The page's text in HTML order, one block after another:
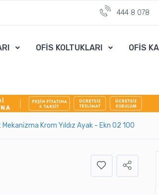
444 8 078
OFİS KOLTUKLARI OFİS
Krom Yıldız Ayak - Ekn 02 100